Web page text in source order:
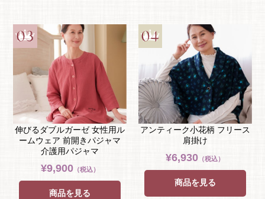
伸びるダブルガーゼ 女性用ル
ームウェア 前開きパジャマ
介護用パジャマ
¥9,900（税込）
商品を見る
アンティーク小花柄 フリース
肩掛け
¥6,930 （税込）
商品を見る